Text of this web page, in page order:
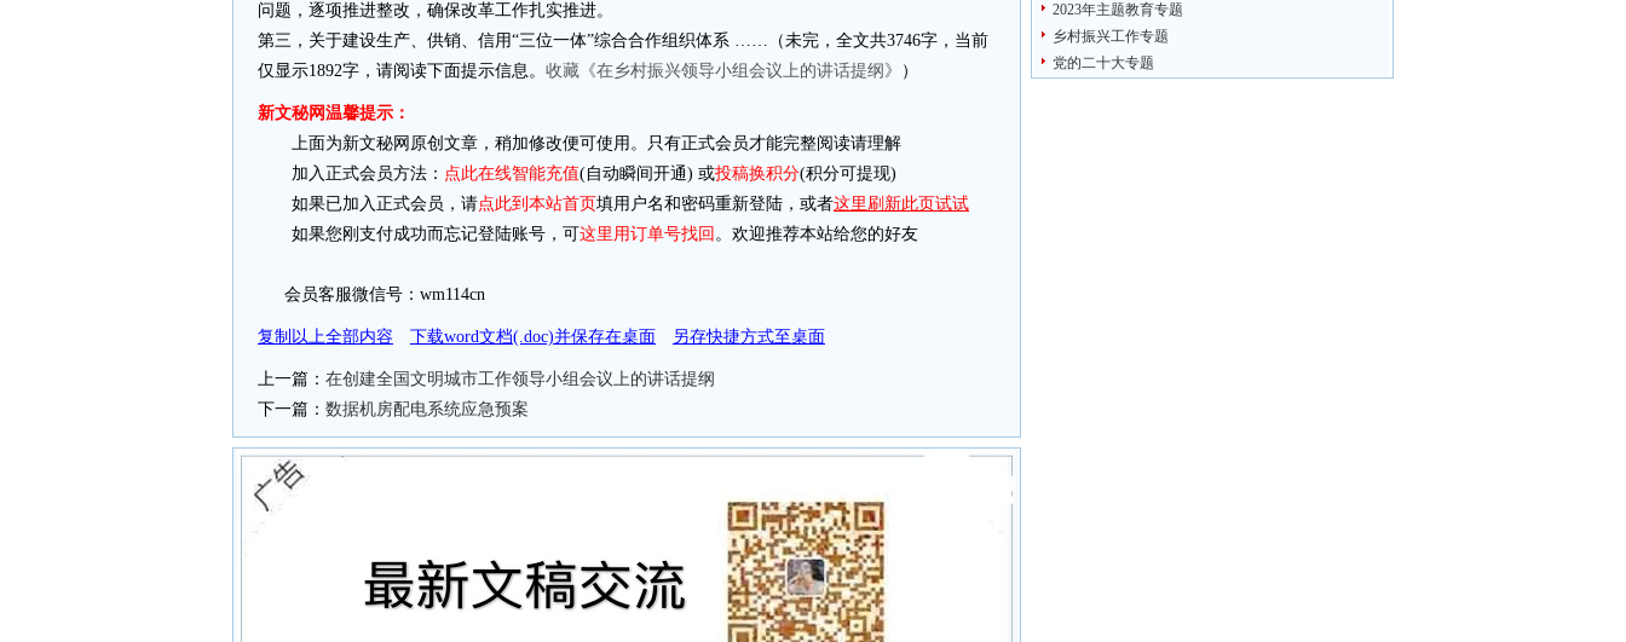
问题，逐项推进整改，确保改革工作扎实推进。
第三，关于建设生产、供销、信用“三位一体”综合合作组织体系 ……（未完，全文共3746字，当前
仅显示1892字，请阅读下面提示信息。 收藏《在乡村振兴领导小组会议上的讲话提纲》 ）
新文秘网温馨提示：
上面为新文秘网原创文章，稍加修改便可使用。只有正式会员才能完整阅读请理解
加入正式会员方法： 点此在线智能充值(自动瞬间开通) 或投稿换积分(积分可提现)
如果已加入正式会员，请点此到本站首页填用户名和密码重新登陆，或者这里刷新此页试试
如果您刚支付成功而忘记登陆账号，可这里用订单号找回 。欢迎推荐本站给您的好友
会员客服微信号：wm114cn
复制以上全部内容 下载word文档(.doc)并保存在桌面 另存快捷方式至桌面
上一篇： 在创建全国文明城市工作领导小组会议上的讲话提纲
下一篇： 数据机房配电系统应急预案
2023年主题教育专题
乡村振兴工作专题
党的二十大专题